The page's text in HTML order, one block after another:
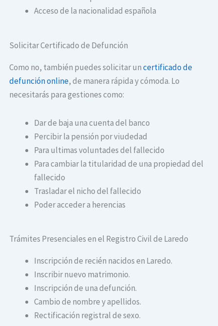
Acceso de la nacionalidad española
Solicitar Certificado de Defunción
Como no, también puedes solicitar uncertificado de
defunción online, de manera rápida y cómoda. Lo
necesitarás para gestiones como:
Dar de baja una cuenta del banco
Percibir la pensión por viudedad
Para ultimas voluntades del fallecido
Para cambiar la titularidad de una propiedad del
fallecido
Trasladar el nicho del fallecido
Poder acceder a herencias
Trámites Presenciales en el Registro Civil de Laredo
Inscripción de recién nacidos en Laredo.
Inscribir nuevo matrimonio.
Inscripción de una defunción.
Cambio de nombre y apellidos.
Rectificación registral de sexo.